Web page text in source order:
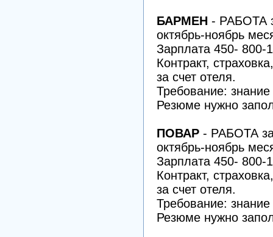
БАРМЕН - РАБОТА
октябрь-ноябрь
Зарплата 450- 800-
Контракт,
за счет отеля.
Требование:
Резюме нужно
ПОВАР - РАБОТА
октябрь-ноябрь
Зарплата 450- 800-
Контракт,
за счет отеля.
Требование:
Резюме нужно